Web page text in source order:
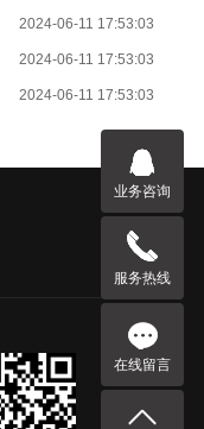
2024-06-11 17:53:03
2024-06-11 17:53:03
2024-06-11 17:53:03
业务咨询
服务热线
在线留言